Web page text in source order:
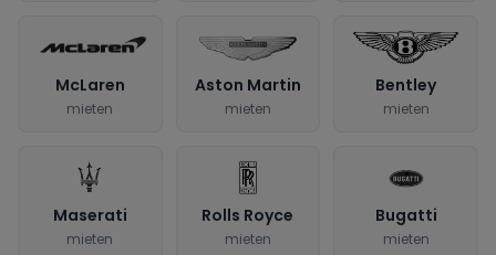
McLaren
mieten
Aston Martin
mieten
Bentley
mieten
Maserati
mieten
Rolls Royce
mieten
Bugatti
mieten